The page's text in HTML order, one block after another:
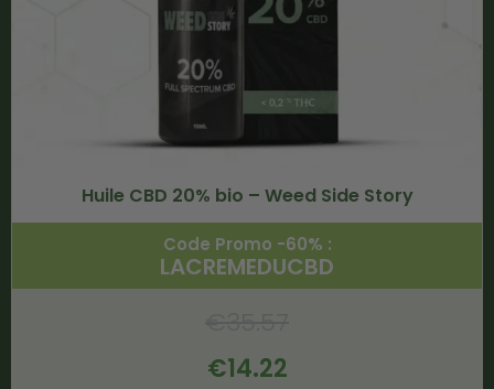
Huile CBD 20% bio – Weed Side Story
Code Promo -60% :
LACREMEDUCBD
€14.22